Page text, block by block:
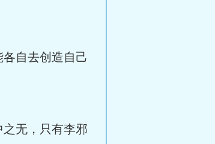
自去创造自己
无，只有李邪